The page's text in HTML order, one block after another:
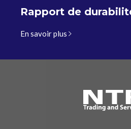
Rapport de
En savoir plus